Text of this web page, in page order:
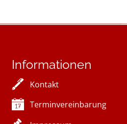
Informationen
Kontakt
Terminvereinbarung